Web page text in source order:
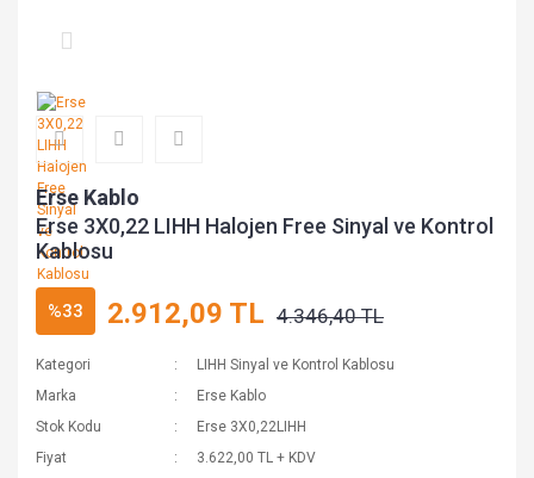
Erse Kablo
Erse 3X0,22 LIHH Halojen Free Sinyal ve Kontrol
Kablosu
%33 2.912,09 TL 4.346,40 TL
Kategori
LIHH Sinyal ve Kontrol Kablosu
Marka
Erse Kablo
Stok Kodu
Erse 3X0,22LIHH
Fiyat
3.622,00 TL + KDV